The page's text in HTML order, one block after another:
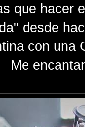
que hacer
desde
con una
Me